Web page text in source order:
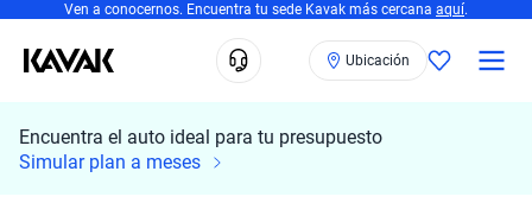
Ven a conocernos. Encuentra tu sede Kavak más cercana aquí.
Ubicación
Encuentra el auto ideal para tu presupuesto
Simular plan a meses